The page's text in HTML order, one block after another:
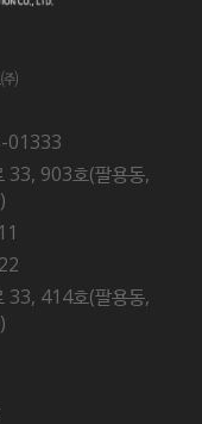
01333
33, 903호(팔용동,
33, 414호(팔용동,